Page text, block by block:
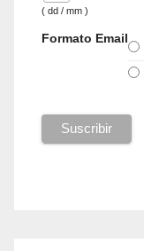
( dd / mm )
Formato Email